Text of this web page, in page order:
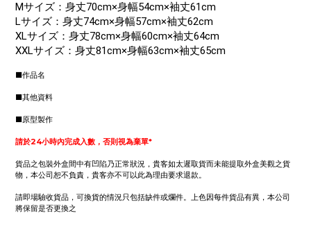
Mサイズ：身丈70cm×身幅54cm×袖丈61cm
Lサイズ：身丈74cm×身幅57cm×袖丈62cm
XLサイズ：身丈78cm×身幅60cm×袖丈64cm
XXLサイズ：身丈81cm×身幅63cm×袖丈65cm
■作品名
■其他資料
■原型製作
請於24小時內完成入數，否則視為棄單*
貨品之包裝外盒間中有凹陷乃正常狀況，貴客如太遲取貨而未能提取外盒美觀之貨
物，本公司恕不負責，貴客亦不可以此為理由要求退款。
請即場驗收貨品，可換貨的情況只包括缺件或爛件。上色因每件貨品有異，本公司
將保留是否更換之